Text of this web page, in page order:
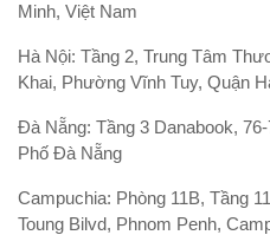
Minh, Việt Nam
Hà Nội: Tầng 2, Trung Tâm
Khai, Phường Vĩnh Tuy, Quận
Đà Nẵng: Tầng 3 Danabook,
Phố Đà Nẵng
Campuchia: Phòng 11B, Tầng
Toung Bilvd, Phnom Penh,